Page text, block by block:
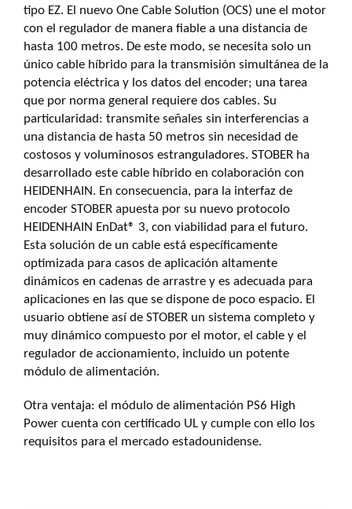
tipo EZ. El nuevo One Cable Solution (OCS) une el motor
con el regulador de manera fiable a una distancia de
hasta 100 metros. De este modo, se necesita solo un
único cable híbrido para la transmisión simultánea de la
potencia eléctrica y los datos del encoder; una tarea
que por norma general requiere dos cables. Su
particularidad: transmite señales sin interferencias a
una distancia de hasta 50 metros sin necesidad de
costosos y voluminosos estranguladores. STOBER ha
desarrollado este cable híbrido en colaboración con
HEIDENHAIN. En consecuencia, para la interfaz de
encoder STOBER apuesta por su nuevo protocolo
HEIDENHAIN EnDat® 3, con viabilidad para el futuro.
Esta solución de un cable está específicamente
optimizada para casos de aplicación altamente
dinámicos en cadenas de arrastre y es adecuada para
aplicaciones en las que se dispone de poco espacio. El
usuario obtiene así de STOBER un sistema completo y
muy dinámico compuesto por el motor, el cable y el
regulador de accionamiento, incluido un potente
módulo de alimentación.
Otra ventaja: el módulo de alimentación PS6 High
Power cuenta con certificado UL y cumple con ello los
requisitos para el mercado estadounidense.